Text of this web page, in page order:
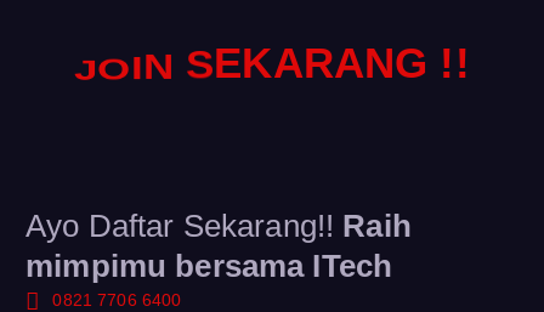
JO N S E KARA N G !!
Ayo Daftar Sekarang!! Raih
mimpimu bersama ITech
0821 7706 6400